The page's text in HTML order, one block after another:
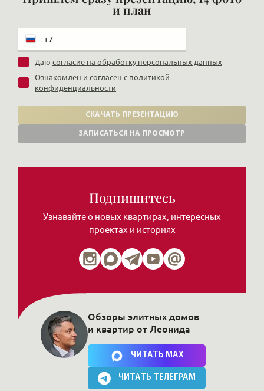
и план
Даю согласие на обработку персональных данных
Ознакомлен и согласен с политикой
конфиденциальности
СКАЧАТЬ ПРЕЗЕНТАЦИЮ
ЗАПИСАТЬСЯ НА ПРОСМОТР
Подпишитесь
Узнавайте о новых квартирах, интересных
проектах и историях
Нажимая на кнопку, Вы соглашаетесь c политикой сайта
Обзоры элитных домов
и квартир от Леонида
ЧИТАТЬ MAX
ЧИТАТЬ ТЕЛЕГРАМ